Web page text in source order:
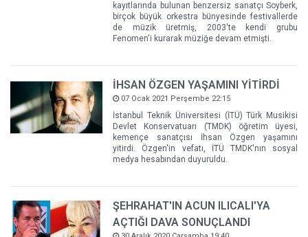
kayıtlarında bulunan benzersiz sanatçı Soyberk,
birçok büyük orkestra bünyesinde festivallerde
de müzik üretmiş, 2003'te kendi grubu
Fenomen'i kurarak müziğe devam etmişti.
İHSAN ÖZGEN YAŞAMINI YİTİRDİ
07 Ocak 2021 Perşembe 22:15
İstanbul Teknik Üniversitesi (İTÜ) Türk Musikisi
Devlet Konservatuarı (TMDK) öğretim üyesi,
kemençe sanatçısı İhsan Özgen yaşamını
yitirdi. Özgen'in vefatı, İTÜ TMDK'nın sosyal
medya hesabından duyuruldu.
ŞEHRAHAT'IN ACUN ILICALI'YA
AÇTIĞI DAVA SONUÇLANDI